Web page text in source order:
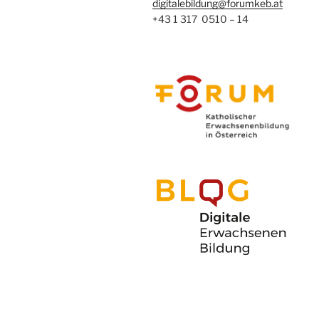
digitalebildung@forumkeb.at
+43 1 317 0510 – 14